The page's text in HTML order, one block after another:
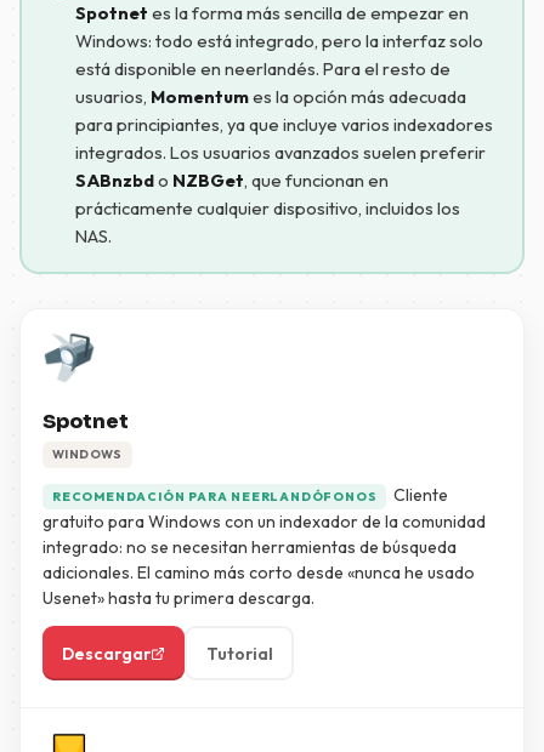
Spotnet es la forma más sencilla de empezar en
Windows: todo está integrado, pero la interfaz solo
está disponible en neerlandés. Para el resto de
usuarios, Momentumes la opción más adecuada
para principiantes, ya que incluye varios indexadores
integrados. Los usuarios avanzados suelen preferir
SABnzbdo NZBGet, que funcionan en
prácticamente cualquier dispositivo, incluidos los
NAS.
Spotnet
WINDOWS
RECOMENDACIÓN PARA NEERLANDÓFONOS
Cliente
gratuito para Windows con un indexador de la comunidad
integrado: no se necesitan herramientas de búsqueda
adicionales. El camino más corto desde «nunca he usado
Usenet» hasta tu primera descarga.
Descargar Tutorial